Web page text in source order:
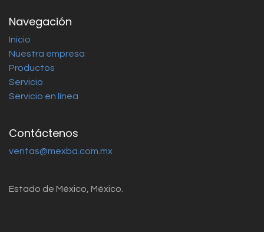
Navegación
Inicio
Nuestra empresa
Productos
Servicio
Servicio en línea
Contáctenos
ventas@mexba.com.mx
Estado de México, México.